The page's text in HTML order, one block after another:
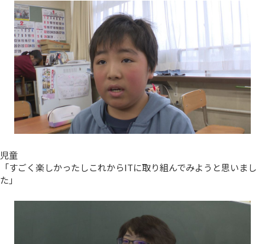
児童
「すごく楽しかったしこれからITに取り組んでみようと思いまし
た」